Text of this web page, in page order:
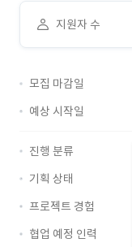
지원자 수
모집 마감일
예상 시작일
진행 분류
기획 상태
프로젝트 경험
협업 예정 인력